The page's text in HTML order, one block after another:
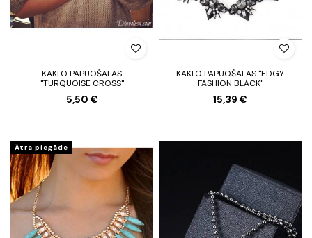
KAKLO PAPUOŠALAS
"TURQUOISE CROSS"
5,50 €
KAKLO PAPUOŠALAS "EDGY
FASHION BLACK"
15,39 €
Ātra piegāde